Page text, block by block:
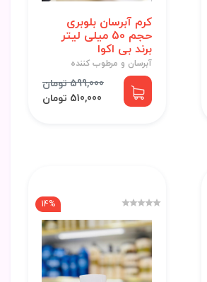
کرم آبرسان بلوبری
حجم 50 میلی لیتر
برند بی اکوا
آبرسان و مرطوب کننده
599,000 تومان
510,000 تومان
14%